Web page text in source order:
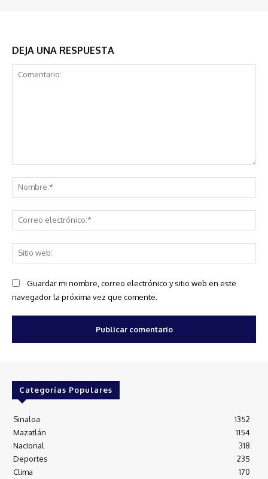
DEJA UNA RESPUESTA
Guardar mi nombre, correo electrónico y sitio web en este
navegador la próxima vez que comente.
Categorías Populares
Sinaloa
1352
Mazatlán
1154
Nacional
318
Deportes
235
Clima
170